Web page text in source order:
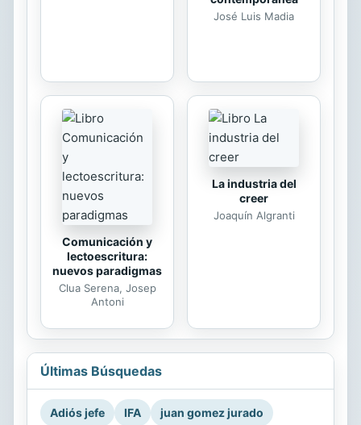
José Luis Madia
Comunicación y
lectoescritura:
nuevos paradigmas
Clua Serena, Josep
Antoni
La industria del
creer
Joaquín Algranti
Últimas Búsquedas
Adiós jefe IFA
juan gomez jurado